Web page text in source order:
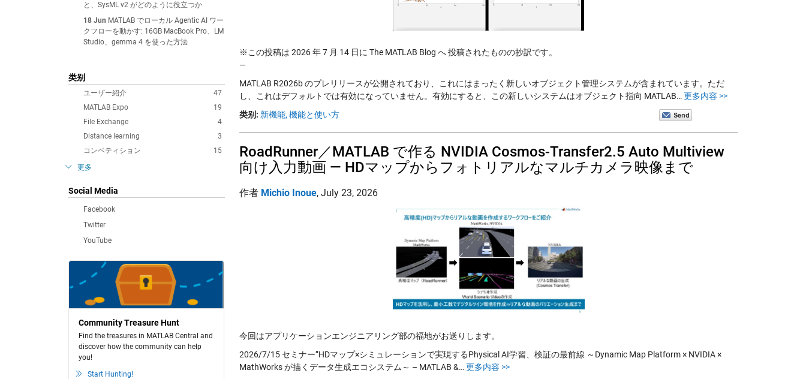
と、SysML v2 がどのように役立つか
18 Jun MATLAB でローカル Agentic AI ワー
クフローを動かす: 16GB MacBook Pro、LM
Studio、gemma 4 を使った方法
类别
47
ユーザー紹介
19
MATLAB Expo
4
File Exchange
3
Distance learning
15
コンペティション
更多
Social Media
Facebook
Twitter
YouTube
Community Treasure Hunt
Find the treasures in MATLAB Central and
discover how the community can help
you!
Start Hunting!
※この投稿は 2026 年 7 月 14 日に The MATLAB Blog へ 投稿されたものの抄訳です。
—
MATLAB R2026b のプレリリースが公開されており、これにはまったく新しいオブジェクト管理システムが含まれています。ただ
し、これはデフォルトでは有効になっていません。有効にすると、この新しいシステムはオブジェクト指向 MATLAB… 更多内容 >>
类别: 新機能, 機能と使い方
RoadRunner／MATLAB で作る NVIDIA Cosmos-Transfer2.5 Auto Multiview
向け入力動画 — HDマップからフォトリアルなマルチカメラ映像まで
作者 Michio Inoue, July 23, 2026
今回はアプリケーションエンジニアリング部の福地がお送りします。
2026/7/15 セミナー”HDマップ×シミュレーションで実現するPhysical AI学習、検証の最前線 ～Dynamic Map Platform × NVIDIA ×
MathWorks が描くデータ生成エコシステム～ – MATLAB &… 更多内容 >>